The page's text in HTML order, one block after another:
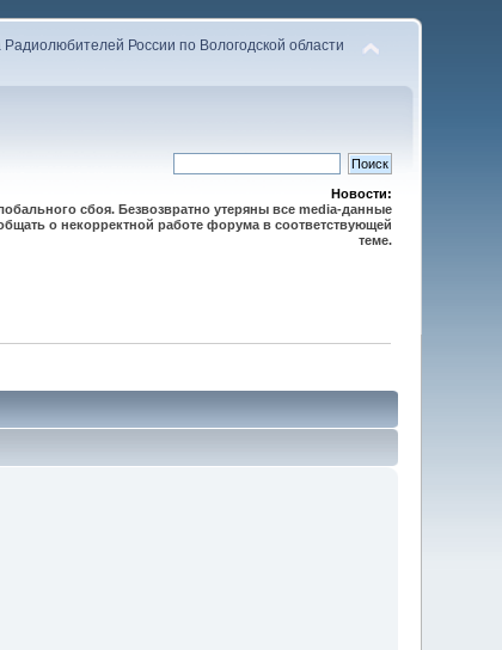
России по Вологодской области
Новости:
сбоя. Безвозвратно утеряны все media-данные
о некорректной работе форума в соответствующей
теме.